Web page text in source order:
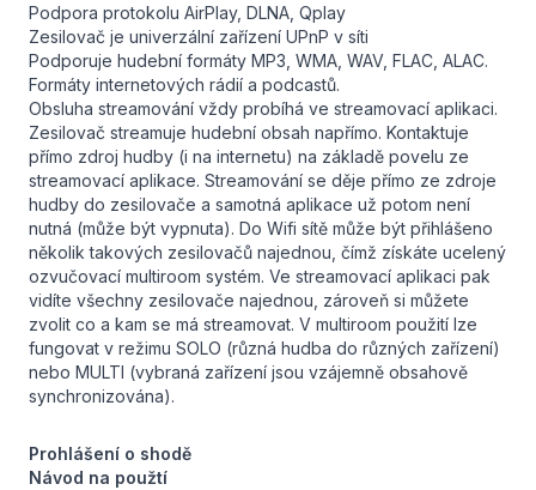
Podpora protokolu AirPlay, DLNA, Qplay
Zesilovač je univerzální zařízení UPnP v síti
Podporuje hudební formáty MP3, WMA, WAV, FLAC, ALAC.
Formáty internetových rádií a podcastů.
Obsluha streamování vždy probíhá ve streamovací aplikaci.
Zesilovač streamuje hudební obsah napřímo. Kontaktuje
přímo zdroj hudby (i na internetu) na základě povelu ze
streamovací aplikace. Streamování se děje přímo ze zdroje
hudby do zesilovače a samotná aplikace už potom není
nutná (může být vypnuta). Do Wifi sítě může být přihlášeno
několik takových zesilovačů najednou, čímž získáte ucelený
ozvučovací multiroom systém. Ve streamovací aplikaci pak
vidíte všechny zesilovače najednou, zároveň si můžete
zvolit co a kam se má streamovat. V multiroom použití lze
fungovat v režimu SOLO (různá hudba do různých zařízení)
nebo MULTI (vybraná zařízení jsou vzájemně obsahově
synchronizována).
Prohlášení o shodě
Návod na použtí